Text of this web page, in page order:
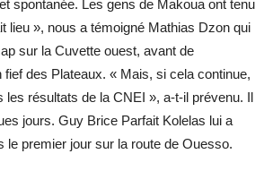
spontanée. Les gens de Makoua ont tenu
lieu », nous a témoigné Mathias Dzon qui
sur la Cuvette ouest, avant de
des Plateaux. « Mais, si cela continue,
les résultats de la CNEI », a-t-il prévenu. Il
jours. Guy Brice Parfait Kolelas lui a
le premier jour sur la route de Ouesso.